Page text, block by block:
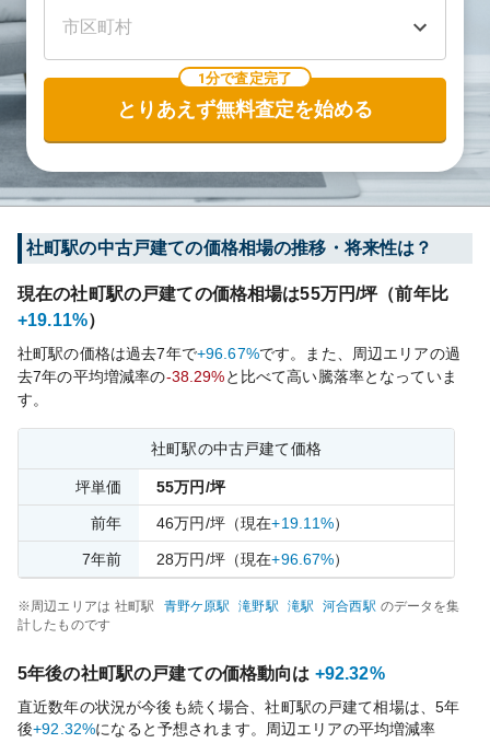
1分で査定完了
とりあえず無料査定を始める
社町駅の中古戸建ての価格相場の推移・将来性は？
現在の社町駅の戸建ての価格相場は55万円/坪（前年比
+19.11%）
社町駅の価格は過去7年で+96.67%です。
また、周辺エリアの過
去7年の平均増減率の-38.29%と比べて高い騰落率となっていま
す。
社町駅の中古戸建て価格
坪単価 55万円/坪
前年 46万円/坪（現在+19.11%）
7年前 28万円/坪（現在+96.67%）
※周辺エリアは 社町駅 青野ケ原駅 滝野駅 滝駅 河合西駅 のデータを集
計したものです
5年後の社町駅の戸建ての価格動向は +92.32%
直近数年の状況が今後も続く場合、社町駅の戸建て相場は、5年
後+92.32%になると予想されます。周辺エリアの平均増減率